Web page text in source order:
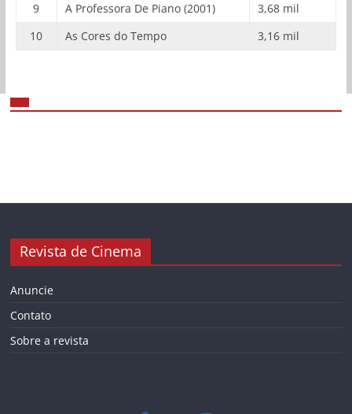
9
A Professora De Piano (2001)
3,68 mil
10
As Cores do Tempo 3,16 mil
Revista de Cinema
Anuncie
Contato
Sobre a revista